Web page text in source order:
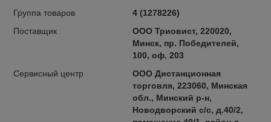
Группа товаров
4 (1278226)
Поставщик
ООО Триовист, 220020,
Минск, пр. Победителей,
100, оф. 203
Сервисный центр
ООО Дистанционная
торговля, 223060, Минская
обл., Минский р-н,
Новодворский с/с, д.40/2,